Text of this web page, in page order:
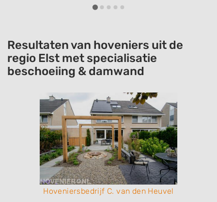
Resultaten van hoveniers uit de
regio Elst met specialisatie
beschoeiing & damwand
Hoveniersbedrijf C. van den Heuvel